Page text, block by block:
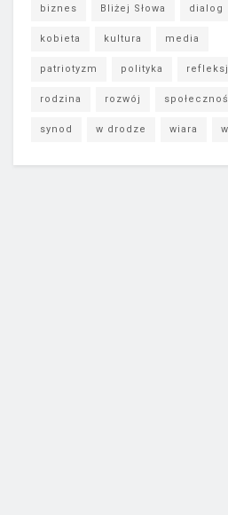
biznes Bliżej Słowa dialog
kobieta kultura media
patriotyzm polityka
rodzina rozwój
synod w drodze wiara